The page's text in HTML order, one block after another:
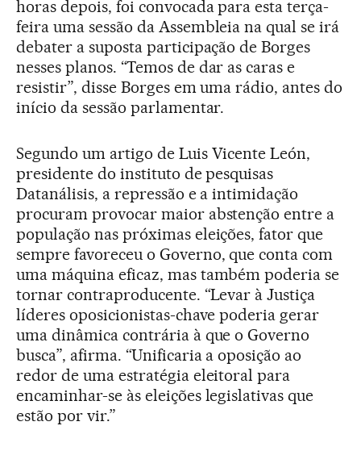
horas depois, foi convocada para esta terça-
feira uma sessão da Assembleia na qual se irá
debater a suposta participação de Borges
nesses planos. “Temos de dar as caras e
resistir”, disse Borges em uma rádio, antes do
início da sessão parlamentar.
Segundo um artigo de Luis Vicente León,
presidente do instituto de pesquisas
Datanálisis, a repressão e a intimidação
procuram provocar maior abstenção entre a
população nas próximas eleições, fator que
sempre favoreceu o Governo, que conta com
uma máquina eficaz, mas também poderia se
tornar contraproducente. “Levar à Justiça
líderes oposicionistas-chave poderia gerar
uma dinâmica contrária à que o Governo
busca”, afirma. “Unificaria a oposição ao
redor de uma estratégia eleitoral para
encaminhar-se às eleições legislativas que
estão por vir.”